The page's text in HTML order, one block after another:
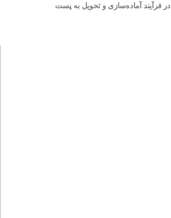
در فرآیند آماده‌سازی و تحویل به پست